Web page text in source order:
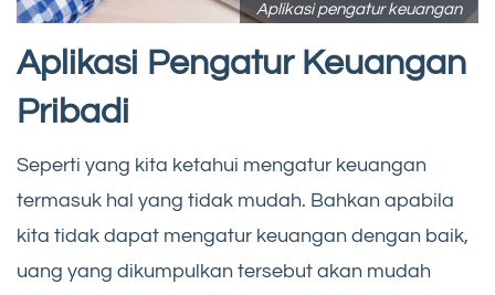
Aplikasi pengatur keuangan
Aplikasi Pengatur Keuangan
Pribadi
Seperti yang kita ketahui mengatur keuangan
termasuk hal yang tidak mudah. Bahkan apabila
kita tidak dapat mengatur keuangan dengan baik,
uang yang dikumpulkan tersebut akan mudah